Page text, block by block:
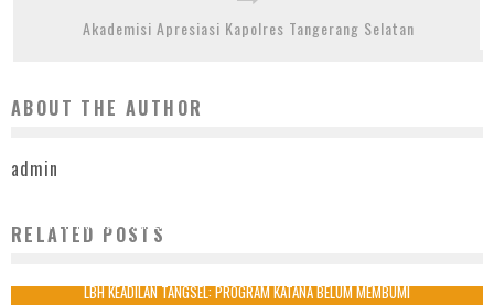
Akademisi Apresiasi Kapolres Tangerang Selatan
ABOUT THE AUTHOR
admin
RELATED POSTS
KPK TANGKAP WAMENAKER NOEL, LBH KEADILAN PERTANYAKAN KOMITMEN
LBH KEADILAN TANGSEL: PROGRAM KATANA BELUM MEMBUMI